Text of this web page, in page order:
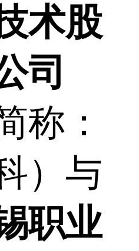
术股
司
称：
）与
职业